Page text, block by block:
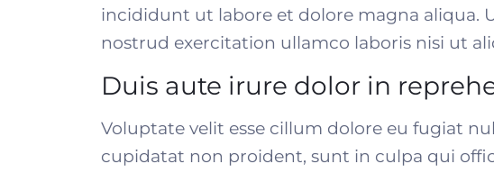
incididunt ut labore et dolore magna aliqua.
nostrud exercitation ullamco laboris nisi ut
Duis aute irure dolor in
Voluptate velit esse cillum dolore eu fugiat
cupidatat non proident, sunt in culpa qui